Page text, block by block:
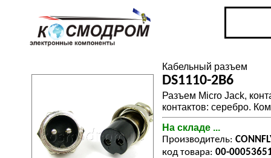
Кабельный разъем
DS1110-2B6
Разъем Micro Jack,
контактов: серебро.
На складе ...
Производитель:
код товара: 00-